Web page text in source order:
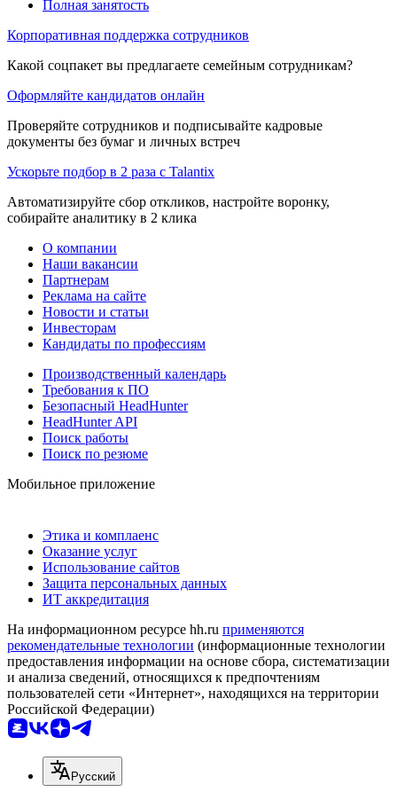
Полная занятость
Корпоративная поддержка сотрудников
Какой соцпакет вы предлагаете семейным сотрудникам?
Оформляйте кандидатов онлайн
Проверяйте сотрудников и подписывайте кадровые
документы без бумаг и личных встреч
Ускорьте подбор в 2 раза с Talantix
Автоматизируйте сбор откликов, настройте воронку,
собирайте аналитику в 2 клика
О компании
Наши вакансии
Партнерам
Реклама на сайте
Новости и статьи
Инвесторам
Кандидаты по профессиям
Производственный календарь
Требования к ПО
Безопасный HeadHunter
HeadHunter API
Поиск работы
Поиск по резюме
Мобильное приложение
Этика и комплаенс
Оказание услуг
Использование сайтов
Защита персональных данных
ИТ аккредитация
На информационном ресурсе hh.ru применяются
рекомендательные технологии (информационные технологии
предоставления информации на основе сбора, систематизации
и анализа сведений, относящихся к предпочтениям
пользователей сети «Интернет», находящихся на территории
Российской Федерации)
Русский